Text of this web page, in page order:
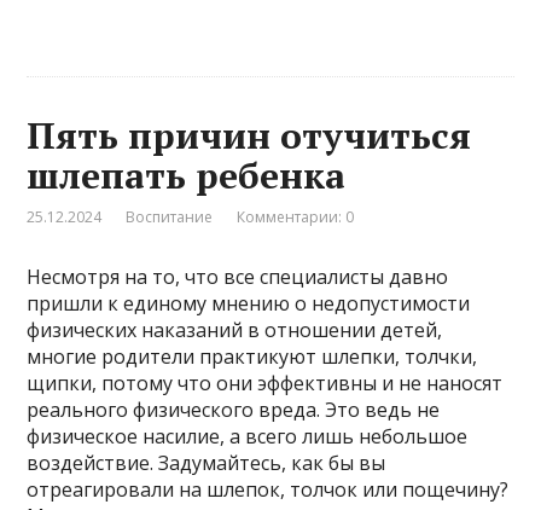
Пять причин отучиться
шлепать ребенка
25.12.2024 Воспитание Комментарии: 0
Несмотря на то, что все специалисты давно
пришли к единому мнению о недопустимости
физических наказаний в отношении детей,
многие родители практикуют шлепки, толчки,
щипки, потому что они эффективны и не наносят
реального физического вреда. Это ведь не
физическое насилие, а всего лишь небольшое
воздействие. Задумайтесь, как бы вы
отреагировали на шлепок, толчок или пощечину?